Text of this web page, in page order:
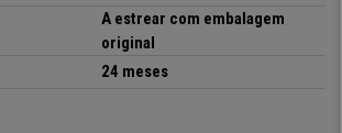
A estrear com embalagem
original
24 meses